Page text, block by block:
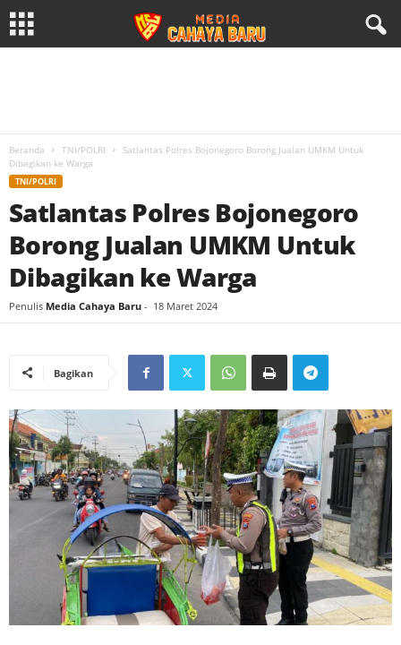
Beranda TNI/POLRI
Satlantas Polres Bojonegoro Borong Jualan UMKM Untuk
Dibagikan ke Warga
TNI/POLRI
Satlantas Polres Bojonegoro
Borong Jualan UMKM Untuk
Dibagikan ke Warga
Penulis Media Cahaya Baru - 18 Maret 2024
Bagikan